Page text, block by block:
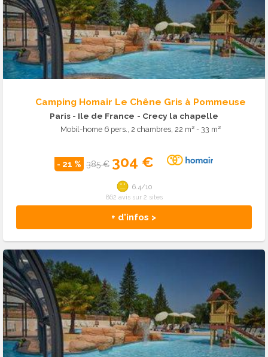
Camping Homair Le Chêne Gris à Pommeuse
Paris - Ile de France - Crecy la chapelle
Mobil-home 6 pers., 2 chambres, 22 m² - 33 m²
- 21 % 385 € 304 €
+ d'infos >
6.4/10
862 avis sur 2 sites